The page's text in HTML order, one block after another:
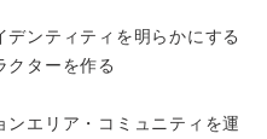
ンティティを明らかにする
クターを作る
エリア・コミュニティを運